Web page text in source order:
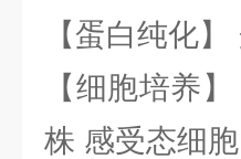
【蛋白纯化
【细胞培养
株 感受态细